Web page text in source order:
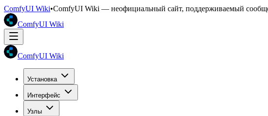
ComfyUI Wiki•ComfyUI Wiki — неофициальный сайт, поддерживаемый
ComfyUI Wiki
ComfyUI Wiki
Установка
Интерфейс
Узлы